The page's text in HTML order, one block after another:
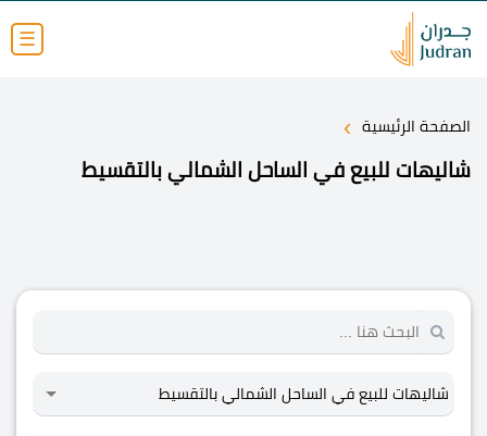
☰
الصفحة الرئيسية ›
شاليهات للبيع في الساحل الشمالي بالتقسيط